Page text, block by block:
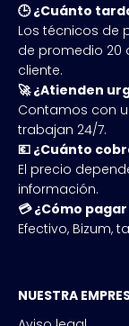
🕒 ¿Cuánto
Los técnicos de
de promedio 20
cliente.
🚀 ¿Atienden
Contamos con
trabajan 24/7.
💶 ¿Cuánto
El precio
información.
💳 ¿Cómo
Efectivo, Bizum,
NUESTRA